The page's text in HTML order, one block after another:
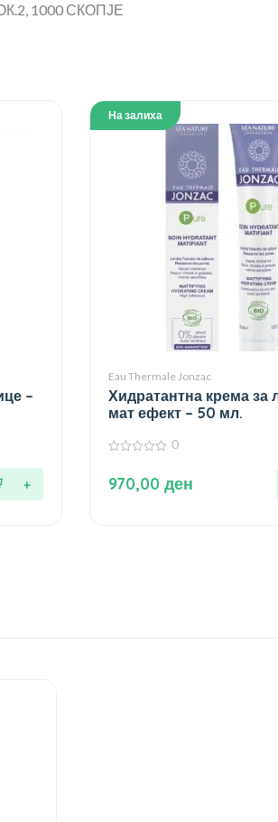
1000 СКОПЈЕ
–
На залиха
Eau Thermale Jonzac
Хидратантна крема за
мат ефект – 50 мл.
5
0
970,00 ден